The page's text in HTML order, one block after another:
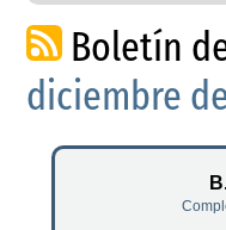
Boletín
diciembre